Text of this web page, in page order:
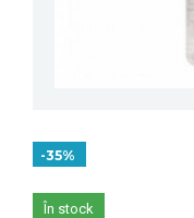
-35%
În stock